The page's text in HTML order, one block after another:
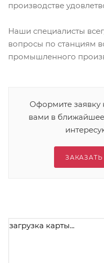
производстве
Наши специалисты
вопросы по станциям
промышленного
Оформите заявку
вами в
загрузка карты...